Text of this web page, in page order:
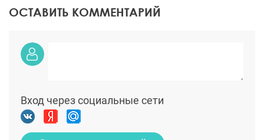
ОСТАВИТЬ КОММЕНТАРИЙ
Вход через социальные сети